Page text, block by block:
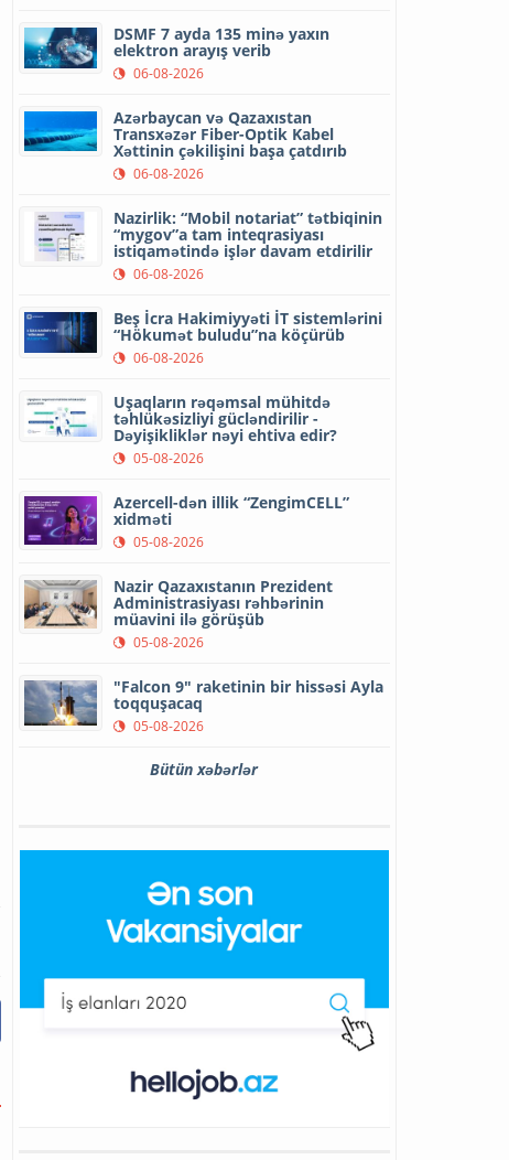
DSMF 7 ayda 135 minə yaxın
elektron arayış verib
06-08-2026
Azərbaycan və Qazaxıstan
Transxəzər Fiber-Optik Kabel
Xəttinin çəkilişini başa çatdırıb
06-08-2026
Nazirlik: “Mobil notariat” tətbiqinin
“mygov”a tam inteqrasiyası
istiqamətində işlər davam etdirilir
06-08-2026
Beş İcra Hakimiyyəti İT sistemlərini
“Hökumət buludu”na köçürüb
06-08-2026
Uşaqların rəqəmsal mühitdə
təhlükəsizliyi gücləndirilir -
Dəyişikliklər nəyi ehtiva edir?
05-08-2026
Azercell-dən illik “ZengimCELL”
xidməti
05-08-2026
Nazir Qazaxıstanın Prezident
Administrasiyası rəhbərinin
müavini ilə görüşüb
05-08-2026
"Falcon 9" raketinin bir hissəsi Ayla
toqquşacaq
05-08-2026
Bütün xəbərlər